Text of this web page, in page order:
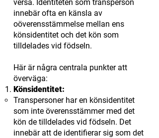
versa. Identiteten som transperson
innebär ofta en känsla av
oöverensstämmelse mellan ens
könsidentitet och det kön som
tilldelades vid födseln.
Här är några centrala punkter att
överväga:
Könsidentitet:
Transpersoner har en könsidentitet
som inte överensstämmer med det
kön de tilldelades vid födseln. Det
innebär att de identifierar sig som det